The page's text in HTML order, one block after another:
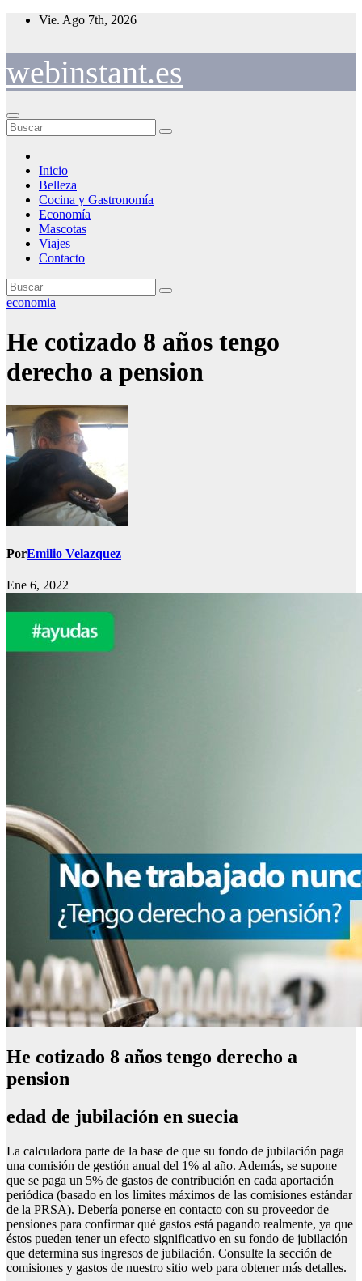
Saltar
Vie. Ago 7th, 2026
webinstant.es
Inicio
Belleza
Cocina y Gastronomía
Economía
Mascotas
Viajes
Contacto
economia
He cotizado 8 años tengo
derecho a pension
PorEmilio Velazquez
Ene 6, 2022
He cotizado 8 años tengo derecho a
pension
edad de jubilación en suecia
La calculadora parte de la base de que su fondo de jubilación paga
una comisión de gestión anual del 1% al año. Además, se supone
que se paga un 5% de gastos de contribución en cada aportación
periódica (basado en los límites máximos de las comisiones estándar
de la PRSA). Debería ponerse en contacto con su proveedor de
pensiones para confirmar qué gastos está pagando realmente, ya que
éstos pueden tener un efecto significativo en su fondo de jubilación
que determina sus ingresos de jubilación. Consulte la sección de
comisiones y gastos de nuestro sitio web para obtener más detalles.